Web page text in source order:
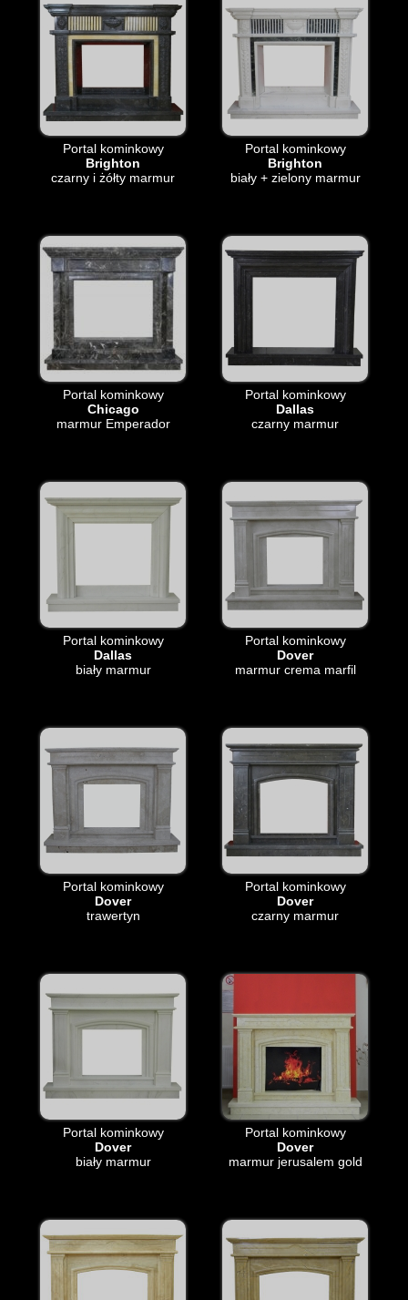
Portal kominkowy
Brighton
czarny i żółty marmur
Portal kominkowy
Brighton
biały + zielony marmur
Portal kominkowy
Chicago
marmur Emperador
Portal kominkowy
Dallas
czarny marmur
Portal kominkowy
Dallas
biały marmur
Portal kominkowy
Dover
marmur crema marfil
Portal kominkowy
Dover
trawertyn
Portal kominkowy
Dover
czarny marmur
Portal kominkowy
Dover
biały marmur
Portal kominkowy
Dover
marmur jerusalem gold